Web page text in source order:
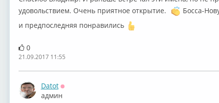
Stan Getz -
удовольствием. Очень приятное открытие.
Босса-
и предпоследняя понравились
0
21.09.2017 11:55
Datot
Оффлайн
админ